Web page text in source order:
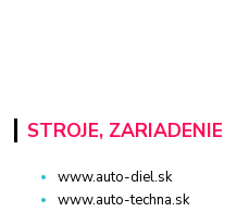
STROJE, ZARIADENIE
www.auto-diel.sk
www.auto-techna.sk